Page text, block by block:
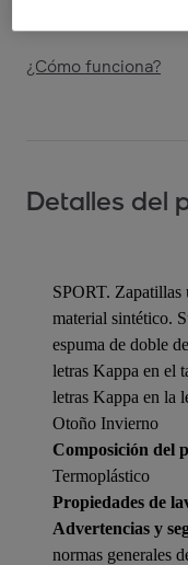
¿Cómo funciona?
Detalles del
SPORT. Zapatillas
material sintético.
espuma de doble
letras Kappa en el
letras Kappa en la
Otoño Invierno
Composición del
Termoplástico
Propiedades de
Advertencias y
normas generales